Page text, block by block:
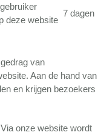
deze website
7 dagen
van
Aan de hand van
en krijgen bezoekers
onze website wordt